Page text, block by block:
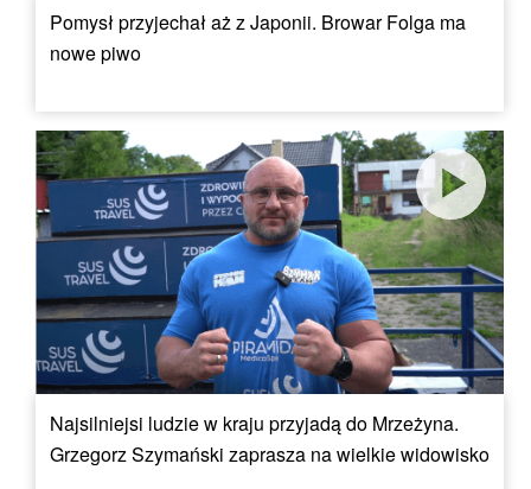
Pomysł przyjechał aż z Japonii. Browar Folga ma
nowe piwo
Najsilniejsi ludzie w kraju przyjadą do Mrzeżyna.
Grzegorz Szymański zaprasza na wielkie widowisko